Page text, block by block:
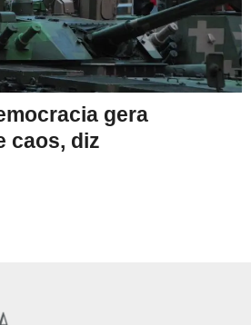
gera
caos, diz